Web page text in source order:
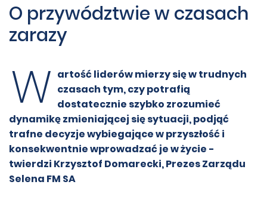
O przywództwie w czasach
zarazy
W artość liderów mierzy się w trudnych
czasach tym, czy potrafią
dostatecznie szybko zrozumieć
dynamikę zmieniającej się sytuacji, podjąć
trafne decyzje wybiegające w przyszłość i
konsekwentnie wprowadzać je w życie -
twierdzi Krzysztof Domarecki, Prezes Zarządu
Selena FM SA